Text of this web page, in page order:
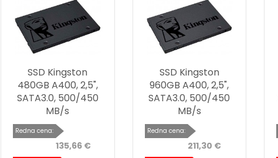
SSD Kingston
480GB A400, 2,5",
SATA3.0, 500/450
MB/s
Redna cena:
135,66 €
SSD Kingston
960GB A400, 2,5",
SATA3.0, 500/450
MB/s
Redna cena:
211,30 €